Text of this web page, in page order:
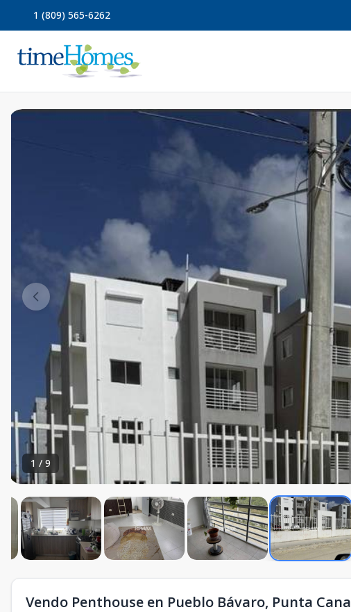
1 (809) 565-6262
1 / 9
Vendo Penthouse en Pueblo Bávaro, Punta Cana